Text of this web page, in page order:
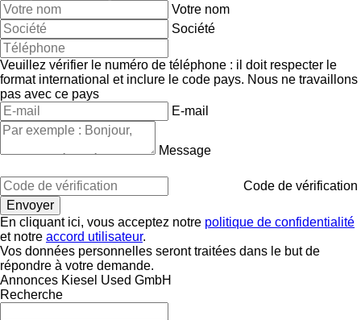
Votre nom
Société
Veuillez vérifier le numéro de téléphone : il doit respecter le
format international et inclure le code pays. Nous ne travaillons
pas avec ce pays
E-mail
Message
Code de vérification
En cliquant ici, vous acceptez notre politique de confidentialité
et notre accord utilisateur.
Vos données personnelles seront traitées dans le but de
répondre à votre demande.
Annonces Kiesel Used GmbH
Recherche